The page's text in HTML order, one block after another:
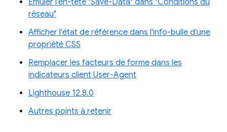
Émuler l'en-tête "Save-Data" dans "Conditions du
réseau"
Afficher l'état de référence dans l'info-bulle d'une
propriété CSS
Remplacer les facteurs de forme dans les
indicateurs client User-Agent
Lighthouse 12.8.0
Autres points à retenir